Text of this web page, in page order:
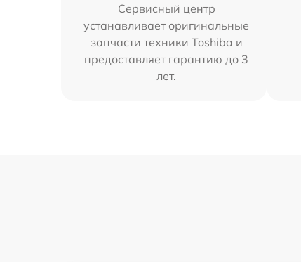
Сервисный центр
устанавливает оригинальные
запчасти техники Toshiba и
предоставляет гарантию до 3
лет.